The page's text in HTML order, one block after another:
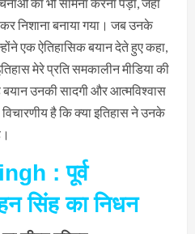
निशाना बनाया गया। जब उनके
एक ऐतिहासिक बयान देते हुए कहा,
मेरे प्रति समकालीन मीडिया की
उनकी सादगी और आत्मविश्वास
है कि क्या इतिहास ने उनके
: पूर्व
सिंह का निधन